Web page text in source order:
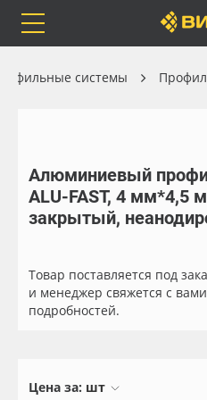
Каталог
Orafol
Бренды
Доставка
Весь каталог
Рулонные материалы
Самоклеящиеся плёнки
Листовые материалы
системы
Алюминиевый
ALU-FAST, 4 мм*4,5
закрытый,
Товар поставляется под
и менеджер свяжется с
подробностей.
Цена за: шт